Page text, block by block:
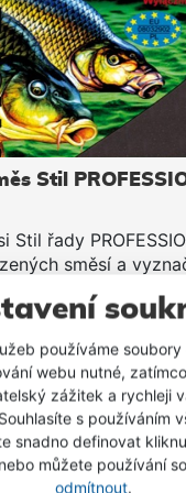
používáme
webu nutné,
zážitek a rychleji
s používáním
snadno definovat
nebo můžete používání
odmítnout.
ukládání
95cm navinutého
brzdný
0,30mm/560m;
Stil
Stil řady
směsí a
jakostí použitých
Ať už lovíte
či velmi proudných
si hravě vyberete.
vyniká svou
jak na
Díky pozvolnému
ryby po dlouhou
navíc nemá příliš
DETAIL PRODUKTU